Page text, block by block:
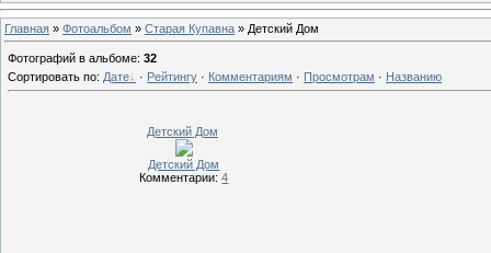
Главная » Фотоальбом » Старая Купавна » Детский Дом
Фотографий в альбоме: 32
Сортировать по: Дате · Рейтингу · Комментариям · Просмотрам · Названию
Детский Дом
Детский Дом
Комментарии:4